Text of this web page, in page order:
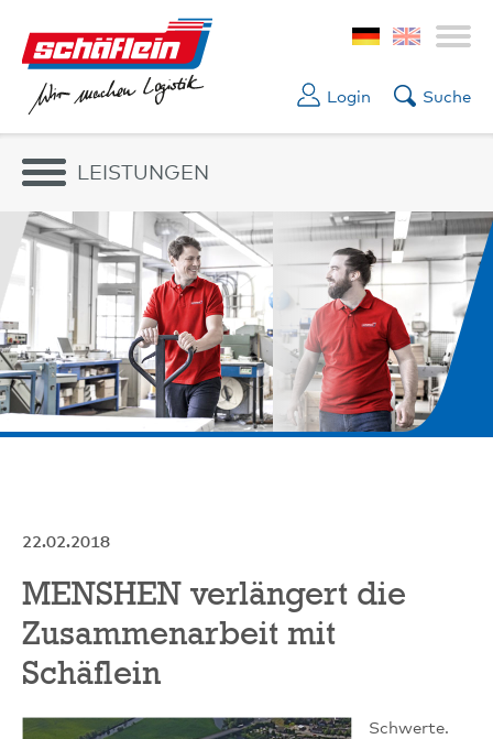
Login Suche
22.02.2018
MENSHEN verlängert die
Zusammenarbeit mit
Schäflein
Schwerte.